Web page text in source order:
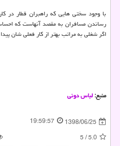
با وجود سختی هایی كه راهبران قطار در
رساندن مسافران به مقصد آنهاست كه
اگر شغلی به مراتب بهتر از كار فعلی شان
منبع:لباس دونی
1398/06/25
19:59:57
5.0
/
5